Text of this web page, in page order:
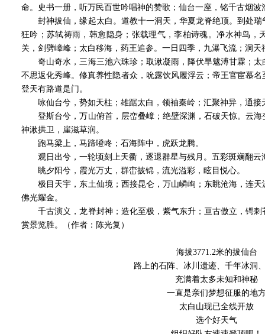
命。史书一册，听万民百世吟唱神的赞歌；仙台一座，铭千古烟波
封神拔仙，缘起太白。道教十一洞天，华夏龙脊绝顶。到处瑞
狂吟；苏轼祷雨，韩愈隐身；张载理气，李柏诗魂。净水神鸟，
关，剑劈嶂峰；太白移海，药王追参。一日四季，九瀑飞流；洞天
奇山奇水，三海三池六珠珍；取湫凝雨，降伏旱魃溥甘霖；太
不思返化秀峰。修真养性隐者众，吮露饮风履浮云；帝王官宦慕
登天有路道是门。
咏仙台兮，势如天柱；雄踞太白，领袖秦岭；汇聚神异，通接
登斯台兮，万山俯首，层峦叠嶂；绝壁深渊，石破天惊。云海
神湫拱卫，崖滋草润。
跑马梁上，马蹄噔咚；石海阵中，虎跃龙腾。
观日出兮，一轮顷刻上天衢，逐退群星与残月。五彩斑斓翻云
眺夕阳兮，霞光万丈，群峦披锦，流光溢彩，眩目悦心。
极目天宇，东土仙境；西接昆仑，万山嶙峋；东眺沧海，连天
佛光耀金。
千古演义，龙脊封神；造化至极，紫气东升；亘古傲立，锷刺
赏景览胜。（作者：陈光复）
海拔3771.2米的拔仙台
路上的石阵、冰川遗迹、千年冰洞
充满着太多未知和神秘
一直是亲们梦想征服的地
太白山现已全线开放
选个好天气